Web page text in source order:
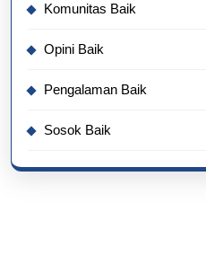
Komunitas Baik
Opini Baik
Pengalaman Baik
Sosok Baik